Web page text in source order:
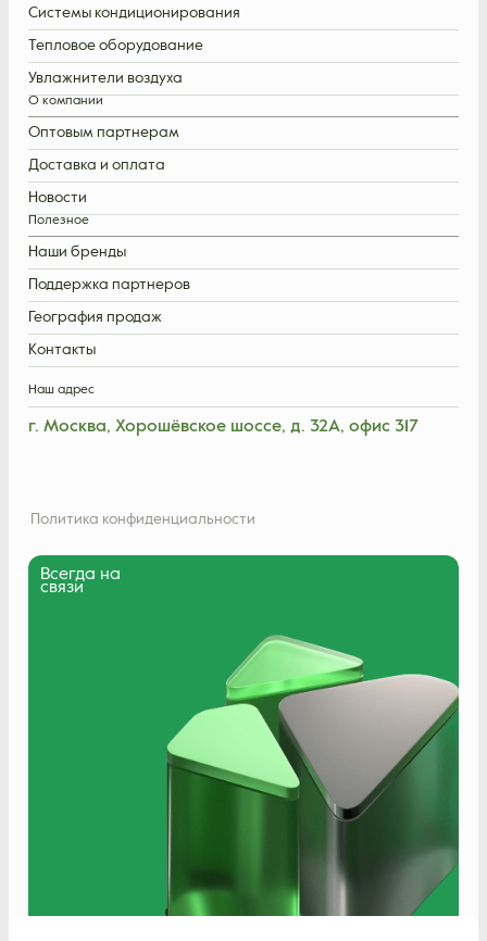
Системы кондиционирования
Тепловое оборудование
Увлажнители воздуха
О компании
Оптовым партнерам
Доставка и оплата
Новости
Полезное
Наши бренды
Поддержка партнеров
География продаж
Контакты
Политика конфиденциальности
Наш адрес
г. Москва, Хорошёвское шоссе, д. 32А, офис 317
Всегда на
связи